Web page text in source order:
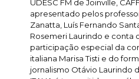
UDESC FM de Joinville,
apresentado pelos
Zanatta, Luís Fernando
Rosemeri Laurindo e conta
participação especial da
italiana Marisa Tisti e do
jornalismo Otávio Laurindo